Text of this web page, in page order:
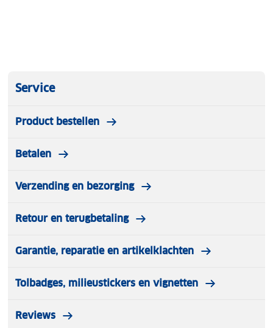
Service
Product bestellen
Betalen
Verzending en bezorging
Retour en terugbetaling
Garantie, reparatie en artikelklachten
Tolbadges, milieustickers en vignetten
Reviews